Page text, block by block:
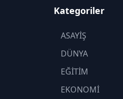
Kategoriler
ASAYİŞ
DÜNYA
EĞİTİM
EKONOMİ